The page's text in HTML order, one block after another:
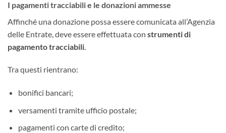
I pagamenti tracciabili e le donazioni ammesse
Affinché una donazione possa essere comunicata all’Agenzia
delle Entrate, deve essere effettuata con strumenti di
pagamento tracciabili
Tra questi rientrano:
bonifici bancari;
versamenti tramite ufficio postale;
pagamenti con carte di credito;